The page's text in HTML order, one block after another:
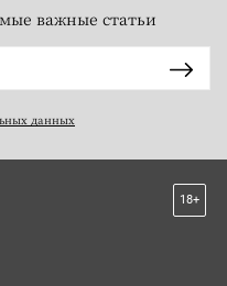
важные статьи
данных
18+